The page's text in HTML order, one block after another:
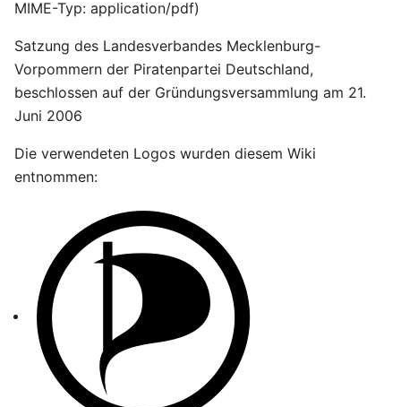
MIME-Typ: application/pdf)
Satzung des Landesverbandes Mecklenburg-
Vorpommern der Piratenpartei Deutschland,
beschlossen auf der Gründungsversammlung am 21.
Juni 2006
Die verwendeten Logos wurden diesem Wiki
entnommen: